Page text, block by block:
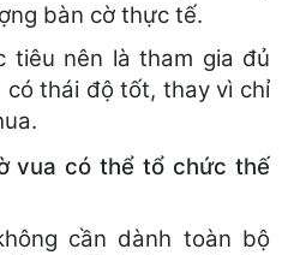
bàn cờ thực tế.
tiêu nên là tham gia đủ
có thái độ tốt, thay vì chỉ
vua có thể tổ chức thế
cần dành toàn bộ